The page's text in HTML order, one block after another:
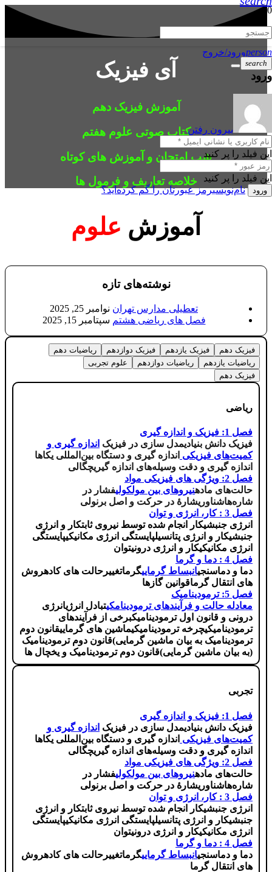
search
personورود/خروج
ورود
بیرون رفتن
این فیلد را پر کنید
این فیلد را پر کنید
ورود نام‌نویسیرمز عبورتان را گم کرده‌اید؟
آی فیزیک
آموزشفیزیک دهم
کتاب صوتیعلوم هفتم
شب امتحان و آموزش های کوتاه
خلاصه تعاریف و فرمول ها
آموزش علوم
نوشته‌های تازه
تعطیلی مدارس تهران نوامبر 25, 2025
فصل های ریاضی هشتم سپتامبر 15, 2025
فیزیک دهم فیزیک یازدهم فیزیک دوازدهم
ریاضیات دهم
ریاضیات یازدهم
ریاضیات دوازدهم
علوم تجربی
فیزیک دهم
ریاضی
فصل 1: فیزیک و اندازه گیری
فیزیک دانش بنیادیمدل سازی در فیزیک اندازه گیری و
کمیت‌های فیزیکی اندازه گیری و دستگاه بین‌المللی یکاها
اندازه گیری و دقت وسیله‌های اندازه گیریچگالی
فصل 2: ویژگی های فیزیکی مواد
حالت‌های مادهنیروهای بین مولکولیفشار در
شاره‌هاشناوریشارۀ در حرکت و اصل برنولی
فصل 3 : کار، انرژی و توان
انرژی جنبشیکار انجام شده توسط نیروی ثابتکار و انرژی
جنبشیکار و انرژی پتانسیلپایستگی انرژی مکانیکیپایستگی
انرژی مکانیکیکار و انرژی درونیتوان
فصل 4 : دما و گرما
دما و دماسنجیانبساط گرماییگرماتغییرحالت های کادهروش
های انتقال گرماقوانین گازها
فصل 5: ترمودینامیک
معادله حالت و فرآیندهای ترمودینامکیتبادل انرژیانرژی
درونی و قانون اول ترمودینامیکبرخی از فرآیندهای
ترمودینامیکیچرخه ترمودینامیکیماشین های گرماییقانون دوم
ترمودینامیک به بیان ماشین گرمایی)قانون دوم ترمودینامیک
(به بیان ماشین گرمایی)قانون دوم ترمودینامیک و یخچال ها
تجربی
فصل 1: فیزیک و اندازه گیری
فیزیک دانش بنیادیمدل سازی در فیزیک اندازه گیری و
کمیت‌های فیزیکی اندازه گیری و دستگاه بین‌المللی یکاها
اندازه گیری و دقت وسیله‌های اندازه گیریچگالی
فصل 2: ویژگی های فیزیکی مواد
حالت‌های مادهنیروهای بین مولکولیفشار در
شاره‌هاشناوریشارۀ در حرکت و اصل برنولی
فصل 3 : کار، انرژی و توان
انرژی جنبشیکار انجام شده توسط نیروی ثابتکار و انرژی
جنبشیکار و انرژی پتانسیلپایستگی انرژی مکانیکیپایستگی
انرژی مکانیکیکار و انرژی درونیتوان
فصل 4 : دما و گرما
دما و دماسنجیانبساط گرماییگرماتغییرحالت های کادهروش
های انتقال گرما